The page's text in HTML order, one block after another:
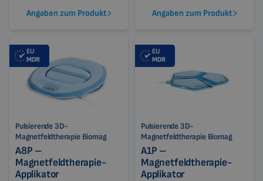
Angaben zum Produkt Angaben zum Produkt
EU
MDR
Pulsierende 3D-
Magnetfeldtherapie Biomag
A8P –
Magnetfeldtherapie-
Applikator
EU
MDR
Pulsierende 3D-
Magnetfeldtherapie Biomag
A1P –
Magnetfeldtherapie-
Applikator